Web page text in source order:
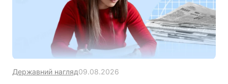
Державний нагляд09.08.2026